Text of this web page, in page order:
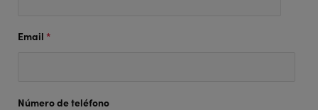
Email *
Número de teléfono